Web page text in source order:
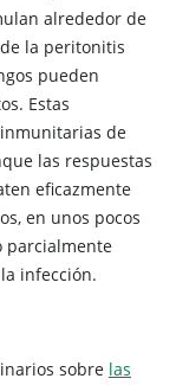
alrededor de
la peritonitis
pueden
Estas
de
las respuestas
eficazmente
en unos pocos
parcialmente
infección.
sobre las